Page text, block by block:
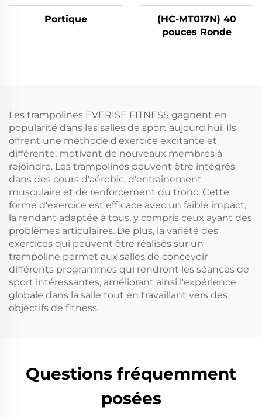
Portique
(HC-MT017N) 40
pouces Ronde
Les trampolines EVERISE FITNESS gagnent en
popularité dans les salles de sport aujourd'hui. Ils
offrent une méthode d'exercice excitante et
différente, motivant de nouveaux membres à
rejoindre. Les trampolines peuvent être intégrés
dans des cours d'aérobic, d'entraînement
musculaire et de renforcement du tronc. Cette
forme d'exercice est efficace avec un faible impact,
la rendant adaptée à tous, y compris ceux ayant des
problèmes articulaires. De plus, la variété des
exercices qui peuvent être réalisés sur un
trampoline permet aux salles de concevoir
différents programmes qui rendront les séances de
sport intéressantes, améliorant ainsi l'expérience
globale dans la salle tout en travaillant vers des
objectifs de fitness.
Questions fréquemment
posées